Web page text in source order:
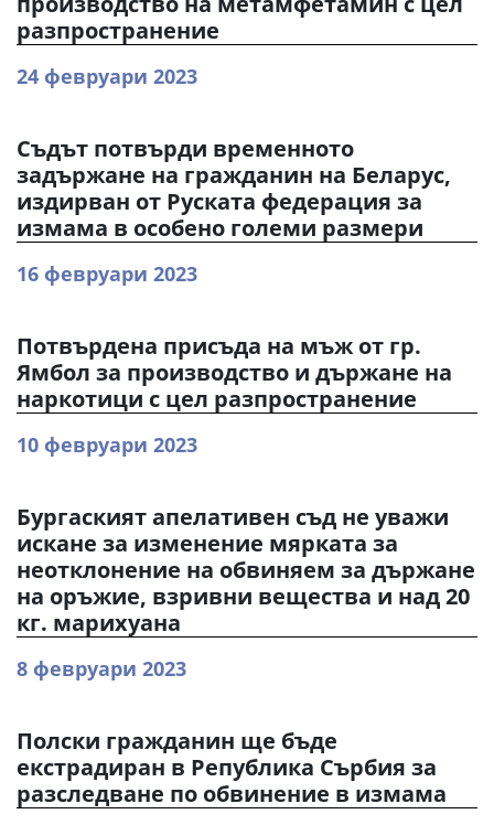
разпространение
24 февруари 2023
Съдът потвърди временното
задържане на гражданин на Беларус,
издирван от Руската федерация за
измама в особено големи размери
16 февруари 2023
Потвърдена присъда на мъж от гр.
Ямбол за производство и държане на
наркотици с цел разпространение
10 февруари 2023
Бургаският апелативен съд не уважи
искане за изменение мярката за
неотклонение на обвиняем за държане
на оръжие, взривни вещества и над 20
кг. марихуана
8 февруари 2023
Полски гражданин ще бъде
екстрадиран в Република Сърбия за
разследване по обвинение в измама